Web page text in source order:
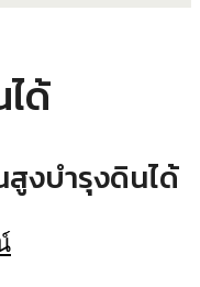
ด้
สูงบำรุงดินได้